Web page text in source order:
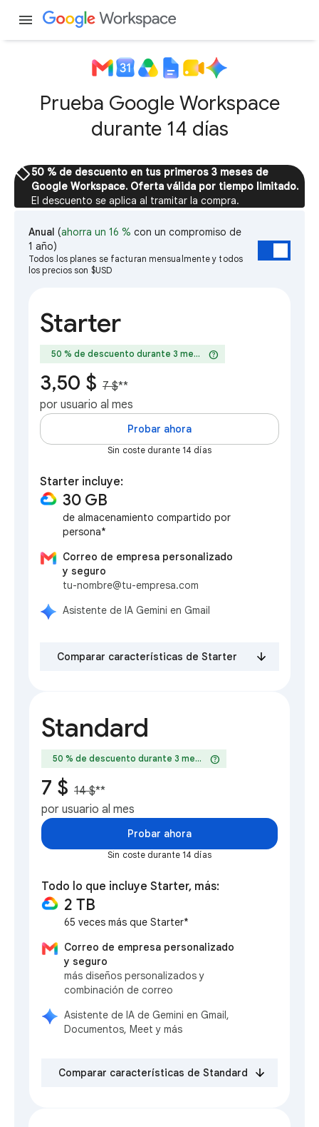
menu
Prueba Google Workspace
durante 14 días
sell50 % de descuento en tus primeros 3 meses de
Google Workspace. Oferta válida por tiempo limitado.
El descuento se aplica al tramitar la compra.
Anual (ahorra un 16 % con un compromiso de
1 año)
Todos los planes se facturan mensualmente y todos
los precios son $USD
Starter
50 % de descuento durante 3 meseshelp
3,50 $ 7 $**
por usuario al mes
Probar ahora
Sin coste durante 14 días
Starter incluye:
30 GB
de almacenamiento compartido por
persona*
Correo de empresa personalizado
y seguro
tu-nombre@tu-empresa.com
Asistente de IA Gemini en Gmail
Comparar características de Starter
Standard
50 % de descuento durante 3 meseshelp
7 $ 14 $**
por usuario al mes
Probar ahora
Sin coste durante 14 días
Todo lo que incluye Starter, más:
2 TB
65 veces más que Starter*
Correo de empresa personalizado
y seguro
más diseños personalizados y
combinación de correo
Asistente de IA de Gemini en Gmail,
Documentos, Meet y más
Comparar características de Standard